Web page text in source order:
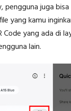
juga
yang kamu
Code yang ada di
lain.